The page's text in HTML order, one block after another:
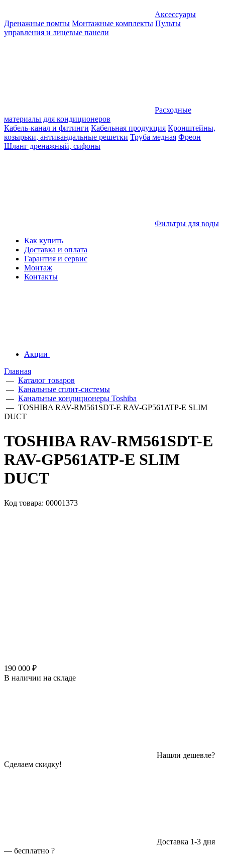
Аксессуары
Дренажные помпы Монтажные комплекты Пульты
управления и лицевые панели
Расходные
материалы для кондиционеров
Кабель-канал и фитинги Кабельная продукция Кронштейны,
козырьки, антивандальные решетки Труба медная Фреон
Шланг дренажный, сифоны
Фильтры для воды
Как купить
Доставка и оплата
Гарантия и сервис
Монтаж
Контакты
Акции
Главная
— Каталог товаров
— Канальные сплит-системы
— Канальные кондиционеры Toshiba
— TOSHIBA RAV-RM561SDT-E RAV-GP561ATP-E SLIM
DUCT
TOSHIBA RAV-RM561SDT-E
RAV-GP561ATP-E SLIM
DUCT
Код товара: 00001373
190 000 ₽
В наличии на складе
Нашли дешевле?
Сделаем скидку!
Доставка 1-3 дня
— бесплатно ?